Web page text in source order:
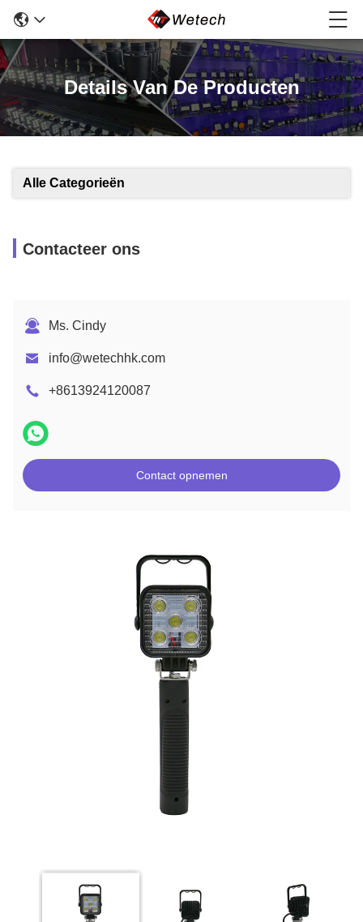
Details Van De Producten
Alle Categorieën
Contacteer ons
Ms. Cindy
info@wetechhk.com
+8613924120087
Contact opnemen